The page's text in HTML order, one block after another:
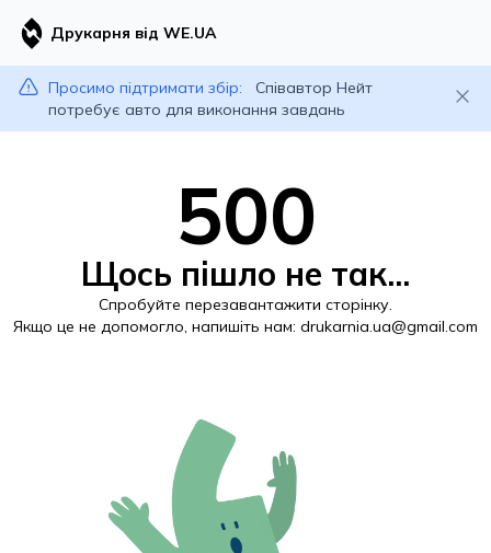
Друкарня від WE.UA
Просимо підтримати збір:
Співавтор Нейт
потребує авто для виконання завдань
500
Щось пішло не так...
Спробуйте перезавантажити сторінку.
Якщо це не допомогло, напишіть нам: drukarnia.ua@gmail.com